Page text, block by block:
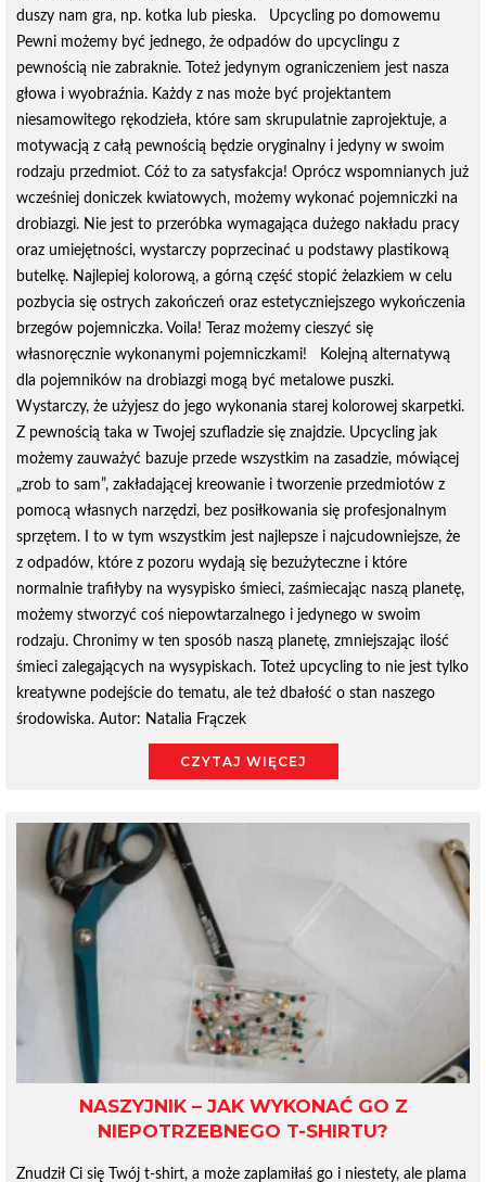
duszy nam gra, np. kotka lub pieska. Upcycling po domowemu
Pewni możemy być jednego, że odpadów do upcyclingu z
pewnością nie zabraknie. Toteż jedynym ograniczeniem jest nasza
głowa i wyobraźnia. Każdy z nas może być projektantem
niesamowitego rękodzieła, które sam skrupulatnie zaprojektuje, a
motywacją z całą pewnością będzie oryginalny i jedyny w swoim
rodzaju przedmiot. Cóż to za satysfakcja! Oprócz wspomnianych już
wcześniej doniczek kwiatowych, możemy wykonać pojemniczki na
drobiazgi. Nie jest to przeróbka wymagająca dużego nakładu pracy
oraz umiejętności, wystarczy poprzecinać u podstawy plastikową
butelkę. Najlepiej kolorową, a górną część stopić żelazkiem w celu
pozbycia się ostrych zakończeń oraz estetyczniejszego wykończenia
brzegów pojemniczka. Voila! Teraz możemy cieszyć się
własnoręcznie wykonanymi pojemniczkami! Kolejną alternatywą
dla pojemników na drobiazgi mogą być metalowe puszki.
Wystarczy, że użyjesz do jego wykonania starej kolorowej skarpetki.
Z pewnością taka w Twojej szufladzie się znajdzie. Upcycling jak
możemy zauważyć bazuje przede wszystkim na zasadzie, mówiącej
„zrob to sam”, zakładającej kreowanie i tworzenie przedmiotów z
pomocą własnych narzędzi, bez posiłkowania się profesjonalnym
sprzętem. I to w tym wszystkim jest najlepsze i najcudowniejsze, że
z odpadów, które z pozoru wydają się bezużyteczne i które
normalnie trafiłyby na wysypisko śmieci, zaśmiecając naszą planetę,
możemy stworzyć coś niepowtarzalnego i jedynego w swoim
rodzaju. Chronimy w ten sposób naszą planetę, zmniejszając ilość
śmieci zalegających na wysypiskach. Toteż upcycling to nie jest tylko
kreatywne podejście do tematu, ale też dbałość o stan naszego
środowiska. Autor: Natalia Frączek
CZYTAJ WIĘCEJ
NASZYJNIK – JAK WYKONAĆ GO Z
NIEPOTRZEBNEGO T-SHIRTU?
Znudził Ci się Twój t-shirt, a może zaplamiłaś go i niestety, ale plama